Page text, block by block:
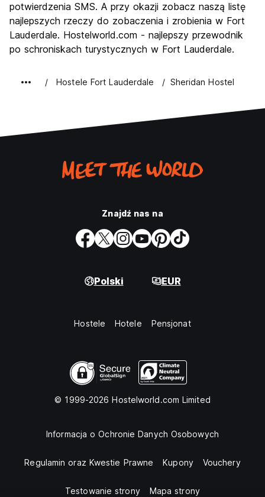
potwierdzenia SMS. A przy okazji zobacz naszą listę
najlepszych rzeczy do zobaczenia i zrobienia w Fort
Lauderdale. Hostelworld.com - najlepszy przewodnik
po schroniskach turystycznych w Fort Lauderdale.
Hostele Fort Lauderdale Sheridan Hostel
Znajdź nas na
Polski EUR
Hostele Hotele Pensjonat
© 1999-2026 Hostelworld.com Limited
Informacja o Ochronie Danych Osobowych
Regulamin oraz Kwestie Prawne Kupony Vouchery
Testowanie strony Mapa strony